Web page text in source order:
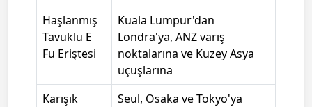
Haşlanmış
Tavuklu E
Fu Eriştesi
Kuala Lumpur'dan
Londra'ya, ANZ varış
noktalarına ve Kuzey Asya
uçuşlarına
Karışık
Seul, Osaka ve Tokyo'ya